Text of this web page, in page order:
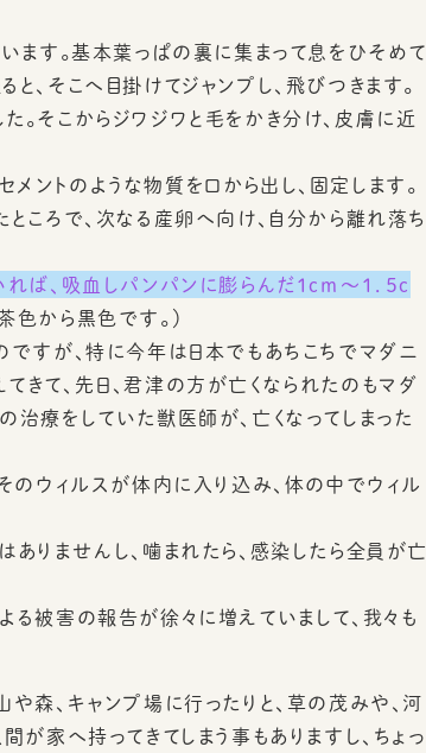
ます。基本葉っぱの裏に集まって息をひそめて
、そこへ目掛けてジャンプし、飛びつきます。
そこからジワジワと毛をかき分け、皮膚に近
ントのような物質を口から出し、固定します。
ころで、次なる産卵へ向け、自分から離れ落ち
ば、吸血しパンパンに膨らんだ１ｃｍ～１．５ｃ
色から黒色です。）
ですが、特に今年は日本でもあちこちでマダニ
きて、先日、君津の方が亡くなられたのもマダ
療をしていた獣医師が、亡くなってしまった
のウィルスが体内に入り込み、体の中でウィル
りませんし、噛まれたら、感染したら全員が亡
る被害の報告が徐々に増えていまして、我々も
や森、キャンプ場に行ったりと、草の茂みや、河
が家へ持ってきてしまう事もありますし、ちょっ